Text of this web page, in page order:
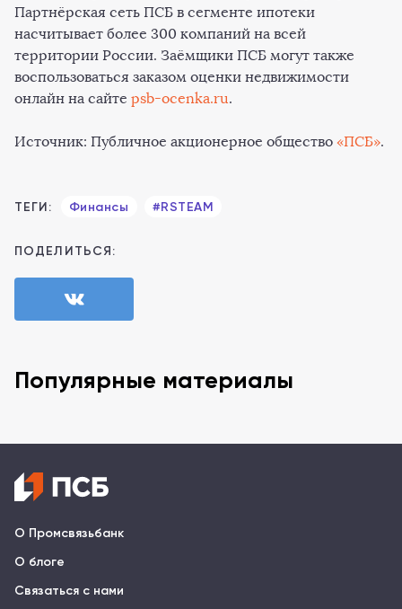
Партнёрская сеть ПСБ в сегменте ипотеки
насчитывает более 300 компаний на всей
территории России. Заёмщики ПСБ могут также
воспользоваться заказом оценки недвижимости
онлайн на сайте psb-ocenka.ru.
Источник: Публичное акционерное общество «ПСБ».
ТЕГИ: Финансы #RSTEAM
ПОДЕЛИТЬСЯ:
Популярные материалы
О Промсвязьбанк
О блоге
Связаться с нами